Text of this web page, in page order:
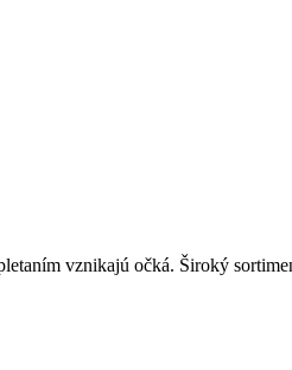
vznikajú očká. Široký